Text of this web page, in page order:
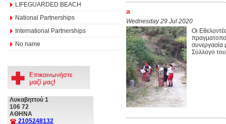
LIFEGUARDED BEACH
National Partnerships
International Partnerships
No name
Λυκαβηττού 1
106 72
ΑΘΗΝΑ
2105248132
a
Wednesday 29 Jul 2020
Οι
συνεργασία
Σύλλογο